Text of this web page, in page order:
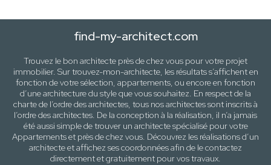
find-my-architect.com
Trouvez le bon architecte près dechez vous pour votre projet
immobilier. Sur trouvez-mon-architecte, les résultats s’affichent en
fonction de votre sélection, appartements, ou encore en fonction
d’une architecturedu style que vous souhaitez. En respect de la
charte de l’ordre des architectes, tous nos architectes sont inscrits à
l’ordre des architectes. De la conception à la réalisation, il n’a jamais
été aussi simple de trouver un architecte spécialisé pour votre
Appartementset près dechez vous. Découvrez les réalisations d’un
architecte et affichez ses coordonnées afin de le contactez
directement et gratuitement pourvos travaux.